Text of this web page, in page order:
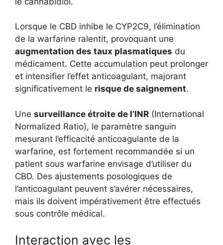
Lorsque le CBD inhibe le CYP2C9, l’élimination
de la warfarine ralentit, provoquant une
augmentation des taux plasmatiques du
médicament. Cette accumulation peut prolonger
et intensifier l’effet anticoagulant, majorant
significativement le risque de saignement.
Une surveillance étroite de l’INR (International
Normalized Ratio), le paramètre sanguin
mesurant l’efficacité anticoagulante de la
warfarine, est fortement recommandée si un
patient sous warfarine envisage d’utiliser du
CBD. Des ajustements posologiques de
l’anticoagulant peuvent s’avérer nécessaires,
mais ils doivent impérativement être effectués
sous contrôle médical.
Interaction avec les